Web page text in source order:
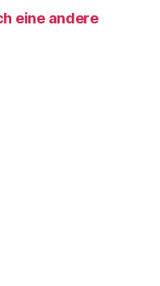
eine andere